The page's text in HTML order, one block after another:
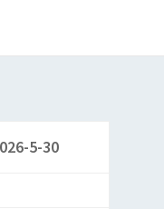
5-30